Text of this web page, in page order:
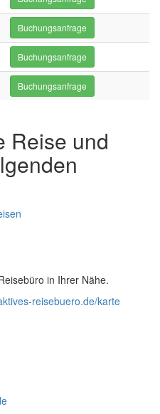
Buchungsanfrage
Buchungsanfrage
Buchungsanfrage
Reise und
in Ihrer Nähe.
reisebuero.de/karte